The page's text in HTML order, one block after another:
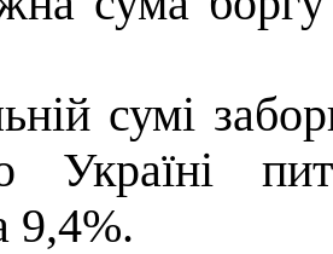
сумі
Україні
9,4%.